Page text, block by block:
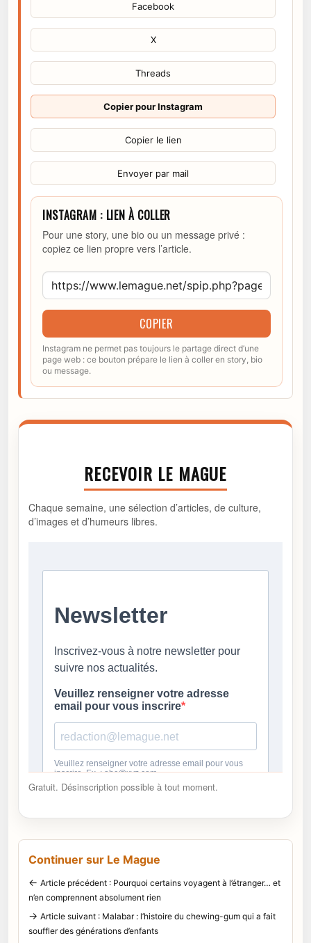
Facebook
X
Threads
Copier pour Instagram
Copier le lien
Envoyer par mail
INSTAGRAM : LIEN À COLLER
Pour une story, une bio ou un message privé :
copiez ce lien propre vers l’article.
COPIER
Instagram ne permet pas toujours le partage direct d’une
page web : ce bouton prépare le lien à coller en story, bio
ou message.
RECEVOIR LE MAGUE
Chaque semaine, une sélection d’articles, de culture,
d’images et d’humeurs libres.
Gratuit. Désinscription possible à tout moment.
Continuer sur Le Mague
← Article précédent : Pourquoi certains voyagent à l’étranger… et
n’en comprennent absolument rien
→ Article suivant : Malabar : l’histoire du chewing-gum qui a fait
souffler des générations d’enfants